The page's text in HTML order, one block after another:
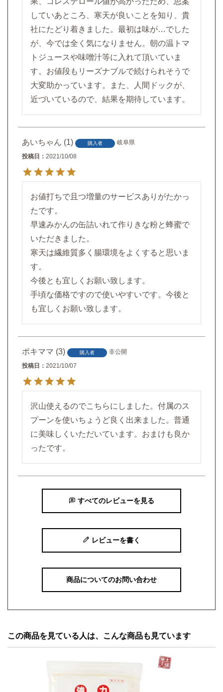
していあところ、寒天が良いことを知り、貴
社にたどり着きました。最初は味が…でした
が、今では全く気になりません。朝の温トマ
トジュースや味噌汁等に入れて頂いていま
す。お値段もリーズナブルで続けられそうで
大変助かっています。また、人間ドックが、
近づいているので、結果を期待しています。
あいちゃん 1 購入者 岐阜県
投稿日 2021/10/08
お値打ちで且つ増量のサービスありがたかっ
たです。
早速みかんの缶詰いれて作りきな粉と蜂蜜で
いただきました。
寒天は繊維質多く腸環境をよくすると思いま
す。
今後とも宜しくお願い致します。
手頃な価格ですので使いやすいです。今後と
も宜しくお願い致します。
ポキママ 3 購入者 非公開
投稿日 2021/10/07
沢山使えるのでこちらにしました。付属のス
プーンを使いちょうど良く出来ました。普通
に美味しくいただいています。おまけも良か
ったです。
すべてのレビューを見る
レビューを書く
商品についてのお問い合わせ
この商品を見ている人は、こんな商品も見ています